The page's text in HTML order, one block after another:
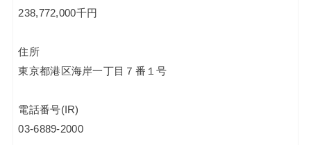
238,772,000千円
住所
東京都港区海岸一丁目７番１号
電話番号(IR)
03-6889-2000